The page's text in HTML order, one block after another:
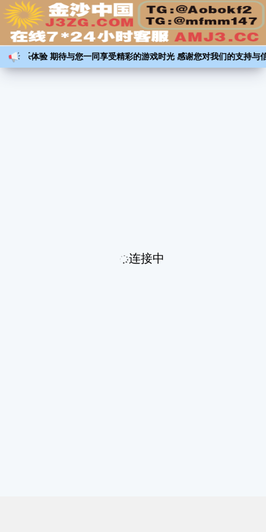
娱乐体验 期待与您一同享受精彩的游戏时光 感谢您对我们的支持与
连接中